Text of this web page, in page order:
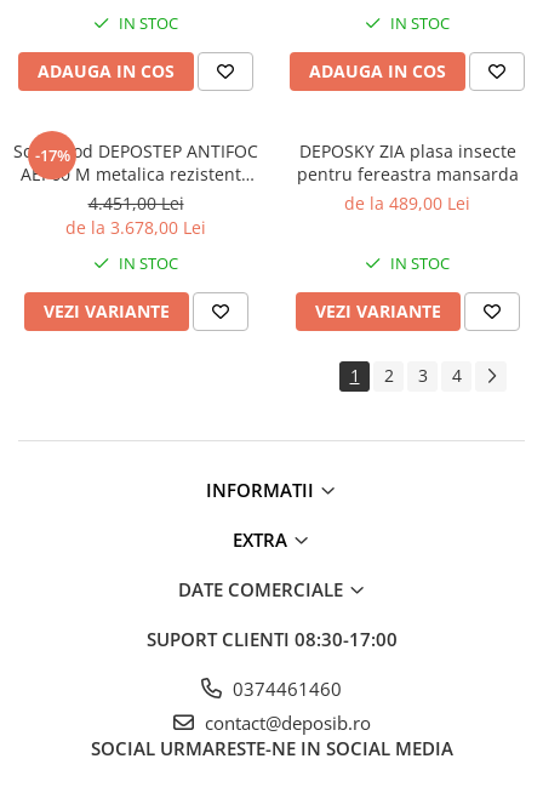
IN STOC
ADAUGA IN COS
IN STOC
ADAUGA IN COS
-17%
Scara Pod DEPOSTEP ANTIFOC
AEI 60 M metalica rezistenta
la foc 60 minute
4.451,00 Lei
de la 3.678,00 Lei
IN STOC
VEZI VARIANTE
DEPOSKY ZIA plasa insecte
pentru fereastra mansarda
de la 489,00 Lei
IN STOC
VEZI VARIANTE
1 2 3 4
INFORMATII
EXTRA
DATE COMERCIALE
SUPORT CLIENTI 08:30-17:00
0374461460
contact@deposib.ro
SOCIAL URMARESTE-NE IN SOCIAL MEDIA